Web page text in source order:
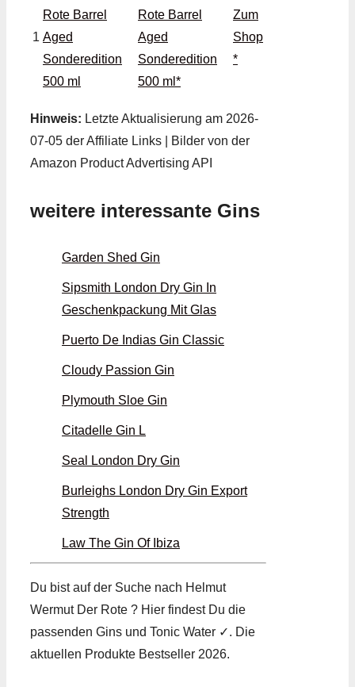
1
Rote Barrel
Aged
Sonderedition
500 ml*
Zum
Shop
*
Hinweis: Letzte Aktualisierung am 2026-
07-05 der Affiliate Links | Bilder von der
Amazon Product Advertising API
weitere interessante Gins
Garden Shed Gin
Sipsmith London Dry Gin In
Geschenkpackung Mit Glas
Puerto De Indias Gin Classic
Cloudy Passion Gin
Plymouth Sloe Gin
Citadelle Gin L
Seal London Dry Gin
Burleighs London Dry Gin Export
Strength
Law The Gin Of Ibiza
Du bist auf der Suche nach Helmut
Wermut Der Rote ? Hier findest Du die
passenden Gins und Tonic Water ✓. Die
aktuellen Produkte Bestseller 2026.